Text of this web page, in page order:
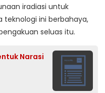
iradiasi untuk
teknologi ini berbahaya,
seluas itu.
Narasi